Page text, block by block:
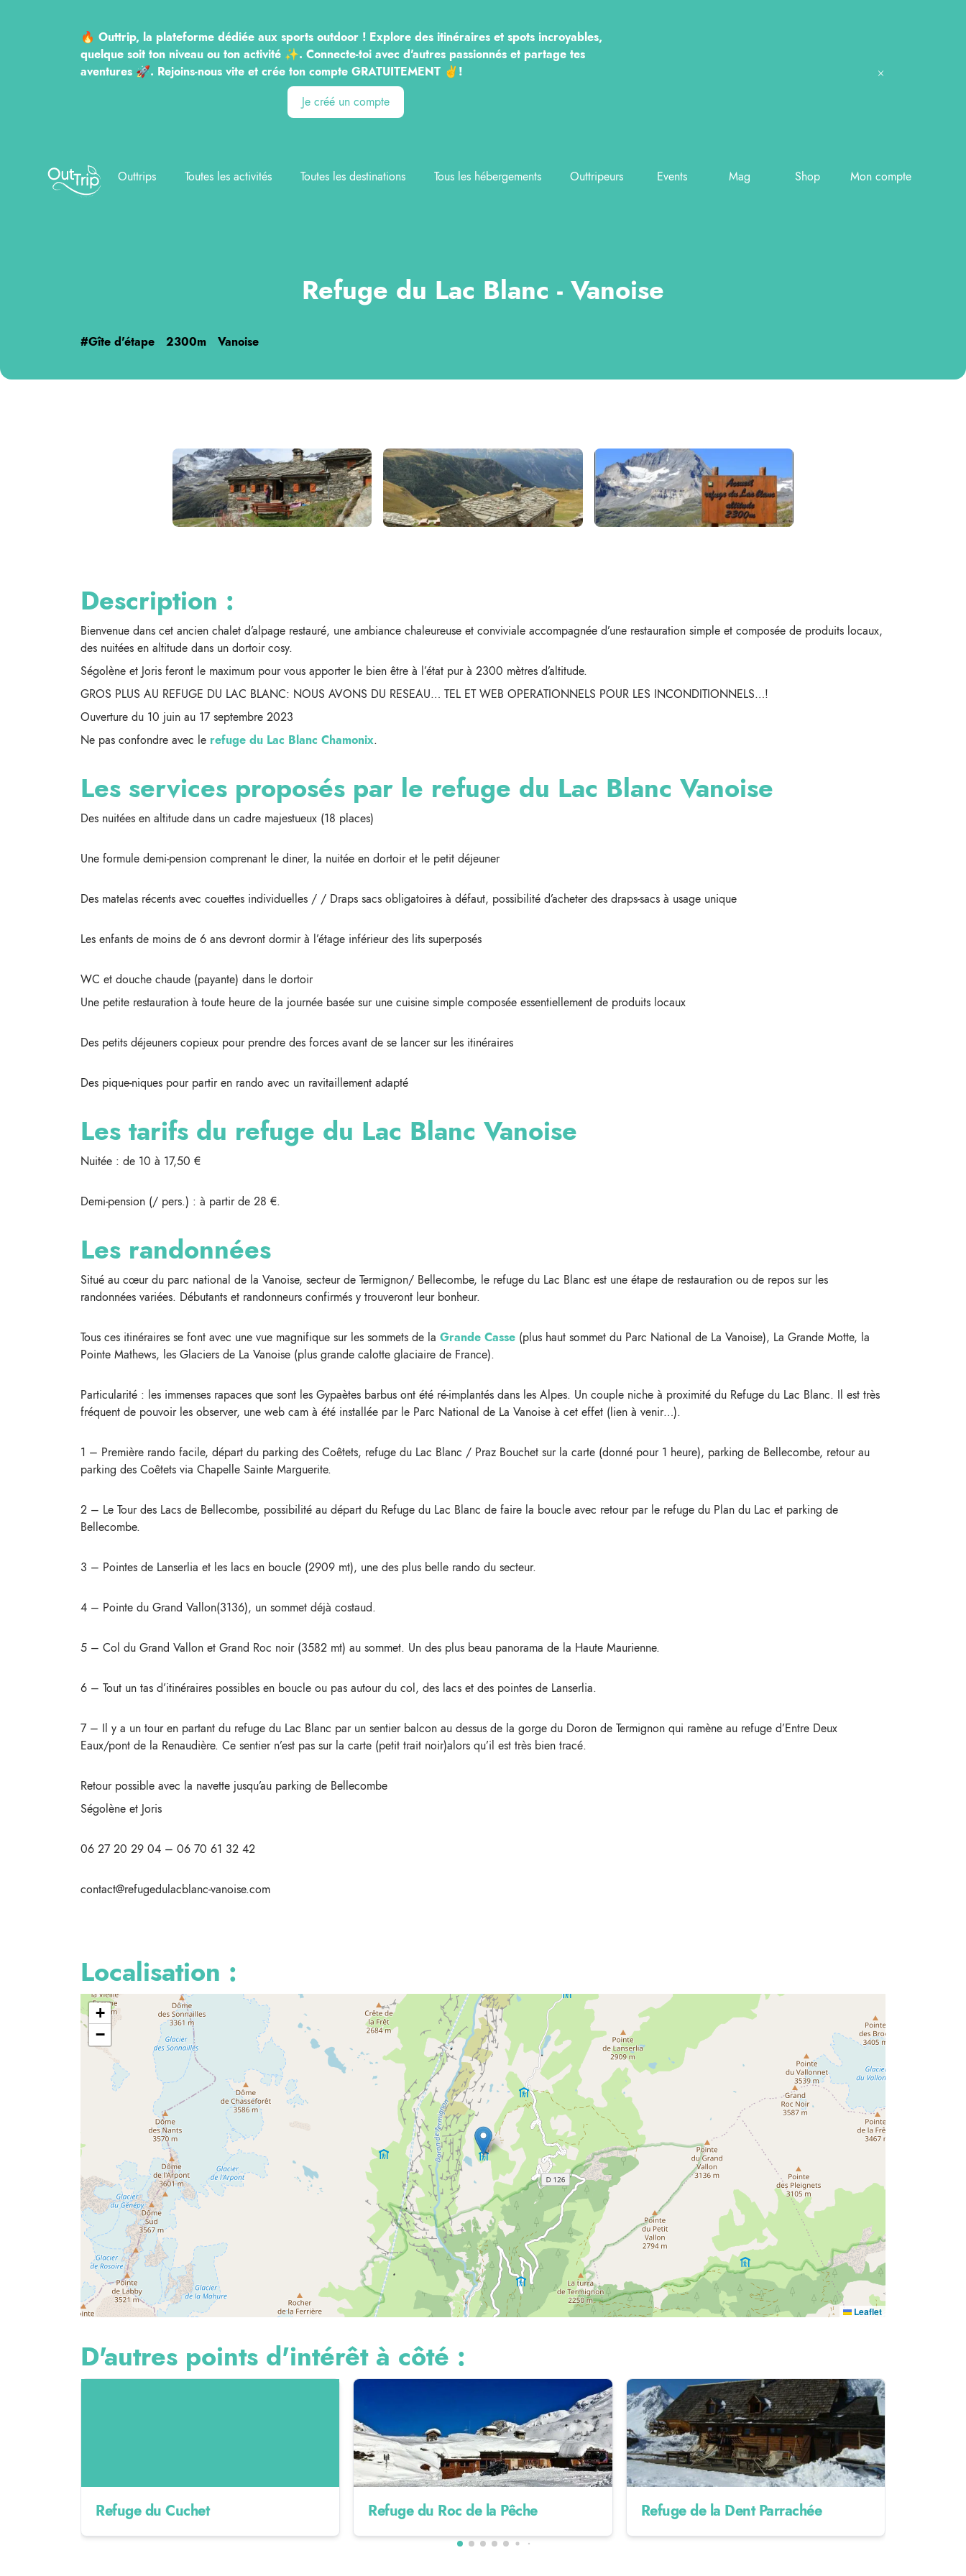
🔥 Outtrip, la plateforme dédiée aux sports outdoor ! Explore des itinéraires et spots incroyables,
quelque soit ton niveau ou ton activité ✨. Connecte-toi avec d'autres passionnés et partage tes
aventures 🚀. Rejoins-nous vite et crée ton compte GRATUITEMENT ✌️!
Je créé un compte
Outtrip Outtrips Toutes les activités Toutes les destinations Tous les hébergements Outtripeurs Events Mag Shop Mon compte
Refuge du Lac Blanc - Vanoise
#Gîte d'étape 2300m Vanoise
Description :
Bienvenue dans cet ancien chalet d’alpage restauré, une ambiance chaleureuse et conviviale accompagnée d’une restauration simple et composée de produits locaux,
des nuitées en altitude dans un dortoir cosy.
Ségolène et Joris feront le maximum pour vous apporter le bien être à l’état pur à 2300 mètres d’altitude.
GROS PLUS AU REFUGE DU LAC BLANC: NOUS AVONS DU RESEAU… TEL ET WEB OPERATIONNELS POUR LES INCONDITIONNELS…!
Ouverture du 10 juin au 17 septembre 2023
Ne pas confondre avec le refuge du Lac Blanc Chamonix.
Les services proposés par le refuge du Lac Blanc Vanoise
Des nuitées en altitude dans un cadre majestueux (18 places)
Une formule demi-pension comprenant le diner, la nuitée en dortoir et le petit déjeuner
Des matelas récents avec couettes individuelles / / Draps sacs obligatoires à défaut, possibilité d’acheter des draps-sacs à usage unique
Les enfants de moins de 6 ans devront dormir à l’étage inférieur des lits superposés
WC et douche chaude (payante) dans le dortoir
Une petite restauration à toute heure de la journée basée sur une cuisine simple composée essentiellement de produits locaux
Des petits déjeuners copieux pour prendre des forces avant de se lancer sur les itinéraires
Des pique-niques pour partir en rando avec un ravitaillement adapté
Les tarifs du refuge du Lac Blanc Vanoise
Nuitée : de 10 à 17,50 €
Demi-pension (/ pers.) : à partir de 28 €.
Les randonnées
Situé au cœur du parc national de la Vanoise, secteur de Termignon/ Bellecombe, le refuge du Lac Blanc est une étape de restauration ou de repos sur les
randonnées variées. Débutants et randonneurs confirmés y trouveront leur bonheur.
Tous ces itinéraires se font avec une vue magnifique sur les sommets de la Grande Casse (plus haut sommet du Parc National de La Vanoise), La Grande Motte, la
Pointe Mathews, les Glaciers de La Vanoise (plus grande calotte glaciaire de France).
Particularité : les immenses rapaces que sont les Gypaètes barbus ont été ré-implantés dans les Alpes. Un couple niche à proximité du Refuge du Lac Blanc. Il est très
fréquent de pouvoir les observer, une web cam à été installée par le Parc National de La Vanoise à cet effet (lien à venir…).
1 – Première rando facile, départ du parking des Coêtets, refuge du Lac Blanc / Praz Bouchet sur la carte (donné pour 1 heure), parking de Bellecombe, retour au
parking des Coêtets via Chapelle Sainte Marguerite.
2 – Le Tour des Lacs de Bellecombe, possibilité au départ du Refuge du Lac Blanc de faire la boucle avec retour par le refuge du Plan du Lac et parking de
Bellecombe.
3 – Pointes de Lanserlia et les lacs en boucle (2909 mt), une des plus belle rando du secteur.
4 – Pointe du Grand Vallon(3136), un sommet déjà costaud.
5 – Col du Grand Vallon et Grand Roc noir (3582 mt) au sommet. Un des plus beau panorama de la Haute Maurienne.
6 – Tout un tas d’itinéraires possibles en boucle ou pas autour du col, des lacs et des pointes de Lanserlia.
7 – Il y a un tour en partant du refuge du Lac Blanc par un sentier balcon au dessus de la gorge du Doron de Termignon qui ramène au refuge d’Entre Deux
Eaux/pont de la Renaudière. Ce sentier n’est pas sur la carte (petit trait noir)alors qu’il est très bien tracé.
Retour possible avec la navette jusqu’au parking de Bellecombe
Ségolène et Joris
06 27 20 29 04 – 06 70 61 32 42
contact@refugedulacblanc-vanoise.com
Localisation :
+
−
Leaflet
D'autres points d'intérêt à côté :
Refuge du Cuchet Refuge du Roc de la Pêche Refuge de la Dent Parrachée